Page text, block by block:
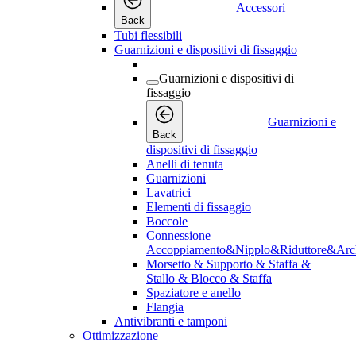
Back
Accessori
Tubi flessibili
Guarnizioni e dispositivi di fissaggio
Guarnizioni e dispositivi di
fissaggio
Back
Guarnizioni e
dispositivi di fissaggio
Anelli di tenuta
Guarnizioni
Lavatrici
Elementi di fissaggio
Boccole
Connessione
Morsetto & Supporto & Staffa &
Stallo & Blocco & Staffa
Spaziatore e anello
Flangia
Antivibranti e tamponi
Ottimizzazione